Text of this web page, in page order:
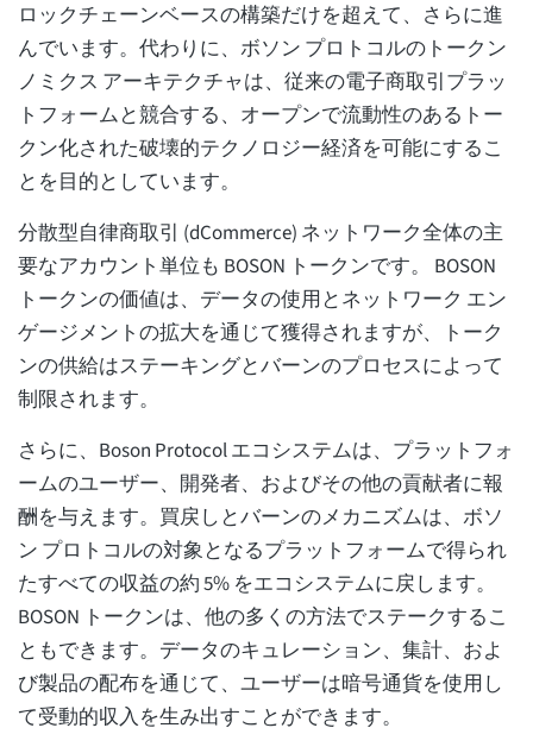
ロックチェーンベースの構築だけを超えて、さらに進
んでいます。代わりに、ボソン プロトコルのトークン
ノミクス アーキテクチャは、従来の電子商取引プラッ
トフォームと競合する、オープンで流動性のあるトー
クン化された破壊的テクノロジー経済を可能にするこ
とを目的としています。
分散型自律商取引 (dCommerce) ネットワーク全体の主
要なアカウント単位も BOSON トークンです。 BOSON
トークンの価値は、データの使用とネットワーク エン
ゲージメントの拡大を通じて獲得されますが、トーク
ンの供給はステーキングとバーンのプロセスによって
制限されます。
さらに、Boson Protocol エコシステムは、プラットフォ
ームのユーザー、開発者、およびその他の貢献者に報
酬を与えます。買戻しとバーンのメカニズムは、ボソ
ン プロトコルの対象となるプラットフォームで得られ
たすべての収益の約 5% をエコシステムに戻します。
BOSON トークンは、他の多くの方法でステークするこ
ともできます。データのキュレーション、集計、およ
び製品の配布を通じて、ユーザーは暗号通貨を使用し
て受動的収入を生み出すことができます。